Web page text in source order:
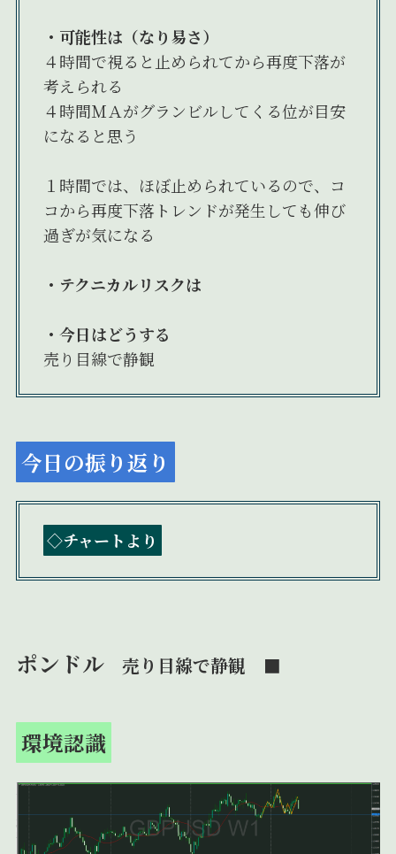
・可能性は（なり易さ）
４時間で視ると止められてから再度下落が
考えられる
４時間ＭＡがグランビルしてくる位が目安
になると思う
１時間では、ほぼ止められているので、コ
コから再度下落トレンドが発生しても伸び
過ぎが気になる
・ テクニカルリスクは
・今日はどうする
売り目線で静観
今日の振り返り
◇チャートより
ポンドル売り目線で静観 ■
環境認識